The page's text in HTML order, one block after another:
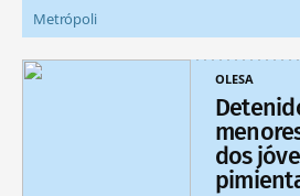
Metrópoli
OLESA
dos